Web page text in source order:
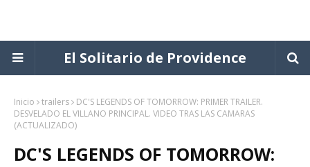
El Solitario de Providence
Inicio trailers
DC'S LEGENDS OF TOMORROW: PRIMER TRAILER.
DESVELADO EL VILLANO PRINCIPAL. VIDEO TRAS LAS CAMARAS
(ACTUALIZADO)
DC'S LEGENDS OF TOMORROW: